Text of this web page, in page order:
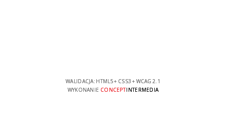
WALIDACJA: HTML5+ CSS3 + WCAG 2.1
WYKONANIE CONCEPTINTERMEDIA